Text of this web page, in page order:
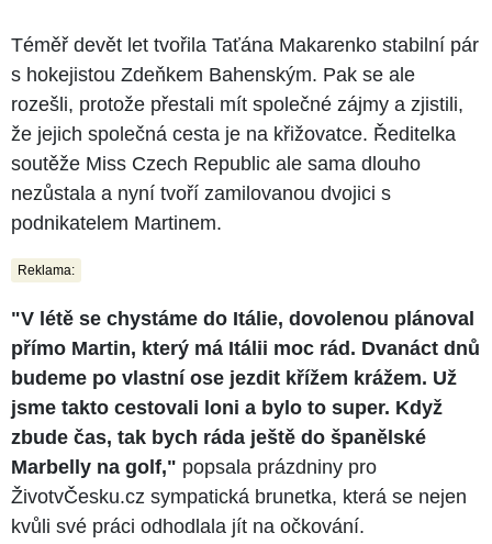
Téměř devět let tvořila Taťána Makarenko stabilní pár
s hokejistou Zdeňkem Bahenským. Pak se ale
rozešli, protože přestali mít společné zájmy a zjistili,
že jejich společná cesta je na křižovatce. Ředitelka
soutěže Miss Czech Republic ale sama dlouho
nezůstala a nyní tvoří zamilovanou dvojici s
podnikatelem Martinem.
Reklama:
"V létě se chystáme do Itálie, dovolenou plánoval
přímo Martin, který má Itálii moc rád. Dvanáct dnů
budeme po vlastní ose jezdit křížem krážem. Už
jsme takto cestovali loni a bylo to super. Když
zbude čas, tak bych ráda ještě do španělské
Marbelly na golf," popsala prázdniny pro
ŽivotvČesku.cz sympatická brunetka, která se nejen
kvůli své práci odhodlala jít na očkování.